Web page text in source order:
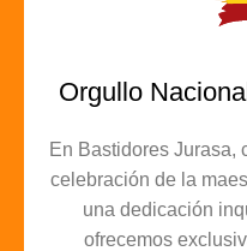
Orgullo
En Bastidores Jurasa,
celebración de la
una dedicación
ofrecemos